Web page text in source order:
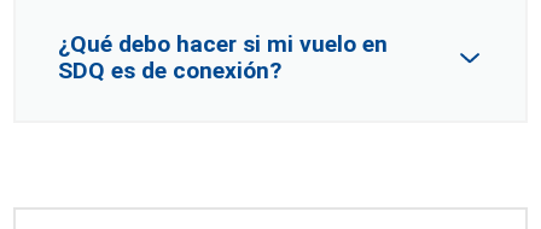
¿Qué debo hacer si mi vuelo en
SDQ es de conexión?